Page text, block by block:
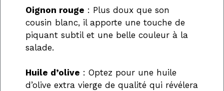
Oignon rouge : Plus doux que son
cousin blanc, il apporte une touche de
piquant subtil et une belle couleur à la
salade.
Huile d’olive : Optez pour une huile
d’olive extra vierge de qualité qui révélera